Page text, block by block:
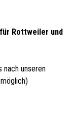
Rottweiler und
nach unseren